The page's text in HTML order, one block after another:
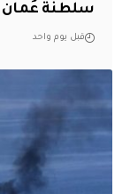
سلطنة عُمان
قبل يوم واحد